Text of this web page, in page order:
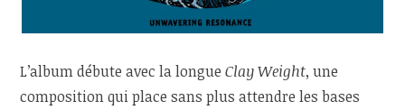
L’album débute avec la longueClay Weight, une
composition qui place sans plus attendre les bases